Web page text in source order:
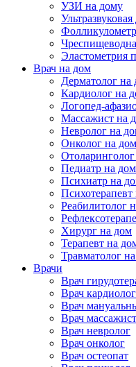
УЗИ на дому
Эластометрия
Врач на дом
Дерматолог на
Кардиолог на
Логопед-
Массажист на
Невролог на
Онколог на дом
Педиатр на дом
Психиатр на
Реабилитолог
Хирург на дом
Терапевт на
Травматолог
Врачи
Врач
Врач кардиолог
Врач
Врач массажист
Врач невролог
Врач онколог
Врач остеопат